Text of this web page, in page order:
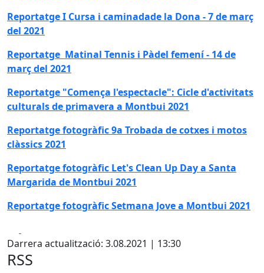
Reportatge I Cursa i caminadade la Dona - 7 de març
del 2021
Reportatge Matinal Tennis i Pàdel femení - 14 de
març del 2021
Reportatge "Comença l'espectacle": Cicle d'activitats
culturals de primavera a Montbui 2021
Reportatge fotogràfic 9a Trobada de cotxes i motos
clàssics 2021
Reportatge fotogràfic Let's Clean Up Day a Santa
Margarida de Montbui 2021
Reportatge fotogràfic Setmana Jove a Montbui 2021
Darrera actualització: 3.08.2021 | 13:30
RSS